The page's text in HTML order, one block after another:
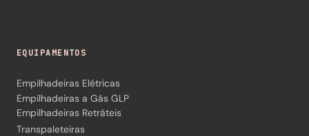
EQUIPAMENTOS
Empilhadeiras Elétricas
Empilhadeiras a Gás GLP
Empilhadeiras Retráteis
Transpaleteiras